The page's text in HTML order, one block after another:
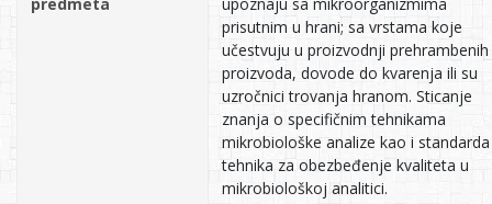
prisutnim u hrani; sa vrstama koje
učestvuju u proizvodnji prehrambenih
proizvoda, dovode do kvarenja ili su
uzročnici trovanja hranom. Sticanje
znanja o specifičnim tehnikama
mikrobiološke analize kao i
tehnika za obezbeđenje kvaliteta u
mikrobiološkoj analitici.